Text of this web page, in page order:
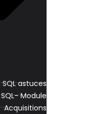
SQL astuces
SQL- Module
Acquisitions